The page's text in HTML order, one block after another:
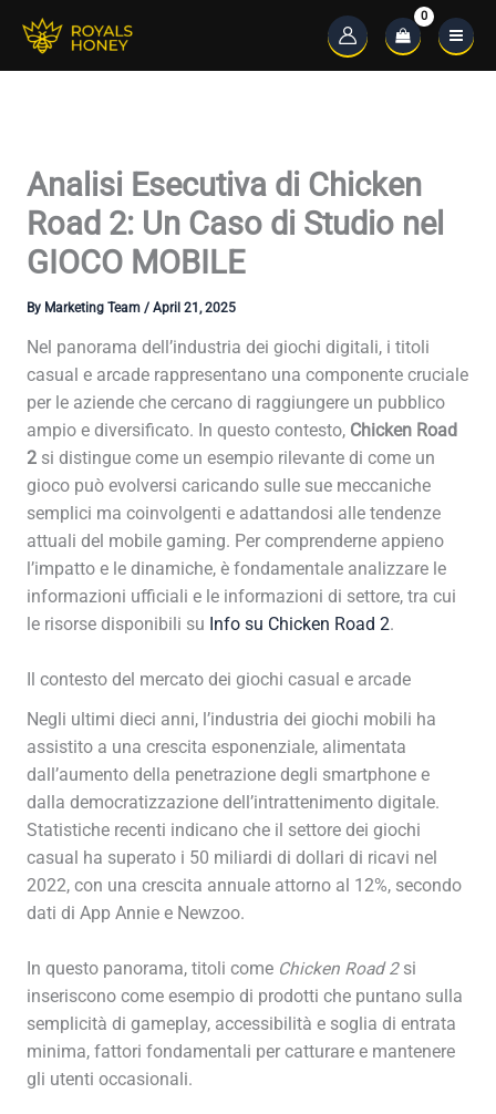
content
Main
Analisi Esecutiva di Chicken
Road 2: Un Caso di Studio nel
GIOCO MOBILE
By Marketing Team / April 21, 2025
Nel panorama dell’industria dei giochi digitali, i titoli
casual e arcade rappresentano una componente cruciale
per le aziende che cercano di raggiungere un pubblico
ampio e diversificato. In questo contesto, Chicken Road
2si distingue come un esempio rilevante di come un
gioco può evolversi caricando sulle sue meccaniche
semplici ma coinvolgenti e adattandosi alle tendenze
attuali del mobile gaming. Per comprenderne appieno
l’impatto e le dinamiche, è fondamentale analizzare le
informazioni ufficiali e le informazioni di settore, tra cui
le risorse disponibili su Info su Chicken Road 2.
Il contesto del mercato dei giochi casual e arcade
Negli ultimi dieci anni, l’industria dei giochi mobili ha
assistito a una crescita esponenziale, alimentata
dall’aumento della penetrazione degli smartphone e
dalla democratizzazione dell’intrattenimento digitale.
Statistiche recenti indicano che il settore dei giochi
casual ha superato i 50 miliardi di dollari di ricavi nel
2022, con una crescita annuale attorno al 12%, secondo
dati di App Annie e Newzoo.
In questo panorama, titoli come Chicken Road 2si
inseriscono come esempio di prodotti che puntano sulla
semplicità di gameplay, accessibilità e soglia di entrata
minima, fattori fondamentali per catturare e mantenere
gli utenti occasionali.